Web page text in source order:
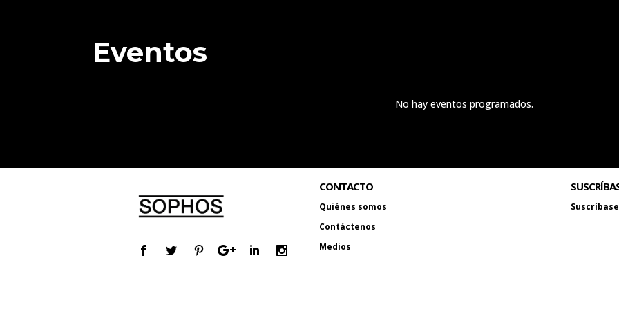
Eventos
No hay eventos programados.
CONTACTO
Quiénes somos
Contáctenos
Medios